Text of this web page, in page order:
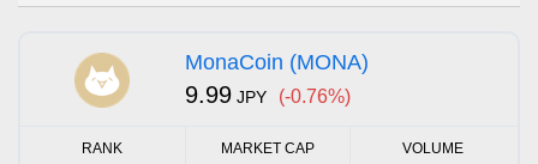
MonaCoin (MONA)
9.99 JPY (-0.76%)
RANK MARKET CAP VOLUME